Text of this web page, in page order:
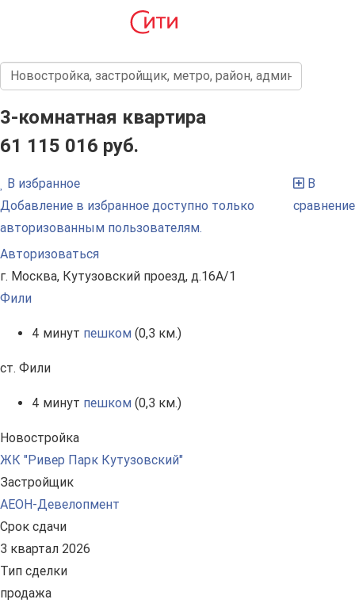
3-комнатная квартира
61 115 016 руб.
В избранное
Добавление в избранное доступно только
авторизованным пользователям.
Авторизоваться
В
сравнение
г. Москва, Кутузовский проезд, д.16А/1
Фили
4 минут пешком (0,3 км.)
ст. Фили
4 минут пешком (0,3 км.)
Новостройка
ЖК "Ривер Парк Кутузовский"
Застройщик
АЕОН-Девелопмент
Срок сдачи
3 квартал 2026
Тип сделки
продажа